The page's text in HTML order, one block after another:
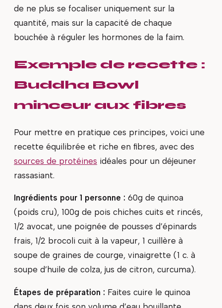
de ne plus se focaliser uniquement sur la
quantité, mais sur la capacité de chaque
bouchée à réguler les hormones de la faim.
Exemple de recette :
Buddha Bowl
minceur aux fibres
Pour mettre en pratique ces principes, voici une
recette équilibrée et riche en fibres, avec des
sources de protéines idéales pour un déjeuner
rassasiant.
Ingrédients pour 1 personne : 60g de quinoa
(poids cru), 100g de pois chiches cuits et rincés,
1/2 avocat, une poignée de pousses d’épinards
frais, 1/2 brocoli cuit à la vapeur, 1 cuillère à
soupe de graines de courge, vinaigrette (1 c. à
soupe d’huile de colza, jus de citron, curcuma).
Étapes de préparation : Faites cuire le quinoa